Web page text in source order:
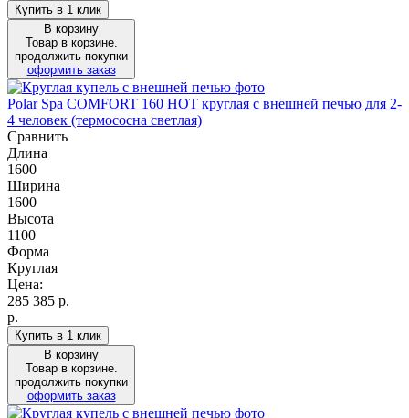
Купить в 1 клик
В корзину
Товар в корзине.
продолжить покупки
оформить заказ
Polar Spa COMFORT 160 HOT круглая с внешней печью для 2-
4 человек (термососна светлая)
Сравнить
Длина
1600
Ширина
1600
Высота
1100
Форма
Круглая
Цена:
285 385 р.
р.
Купить в 1 клик
В корзину
Товар в корзине.
продолжить покупки
оформить заказ